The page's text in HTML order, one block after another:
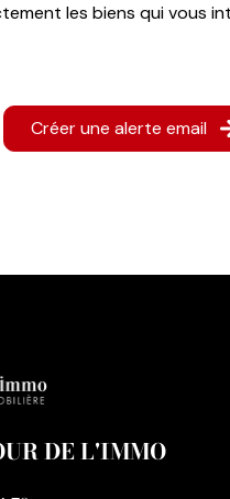
les biens qui vous
Créer une alerte email
DE L'IMMO